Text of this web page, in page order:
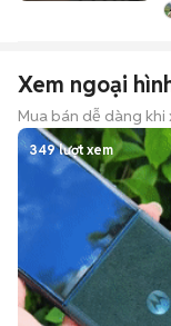
Xem ngoại
Mua bán dễ dàng khi
349lượt xem